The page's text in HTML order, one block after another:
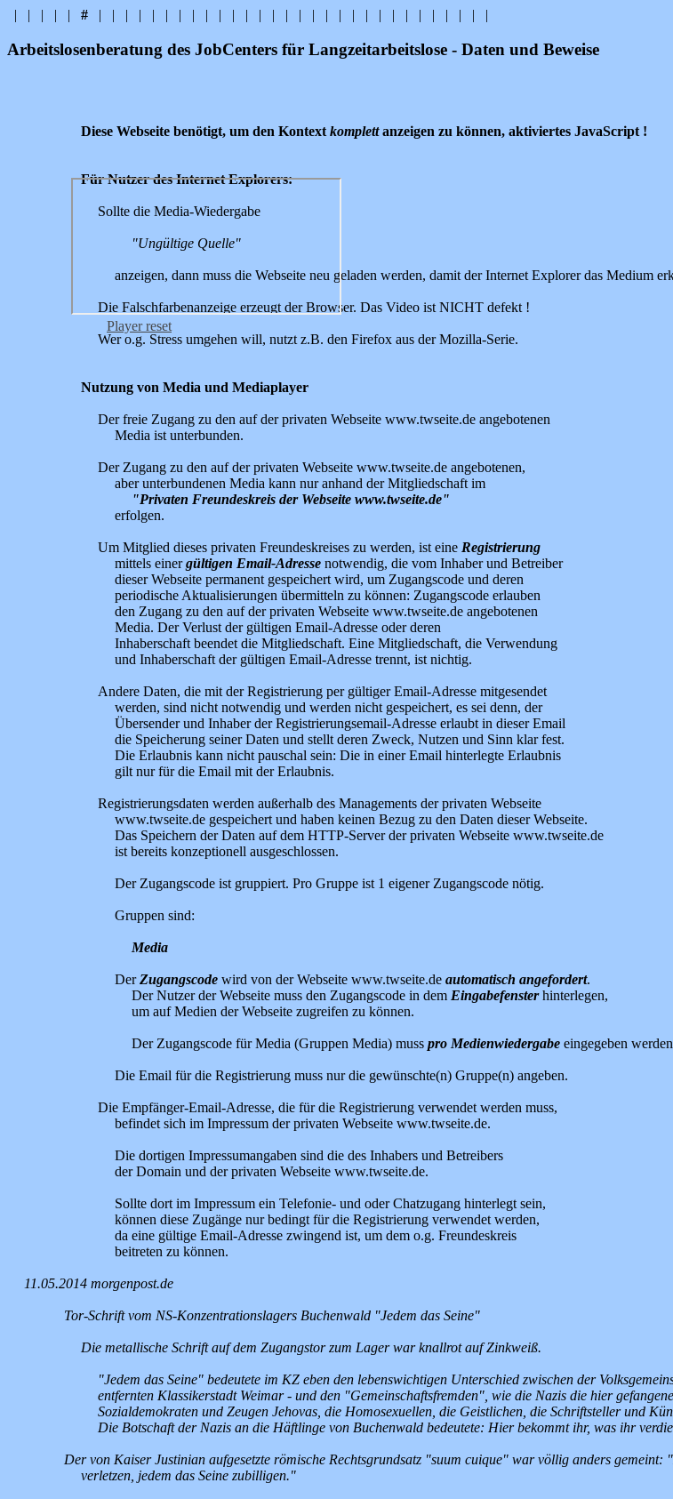
| | | | | # | | | | | | | | | | | | | | | | | | | | | | | | | | | | | |
Player reset
Arbeitslosenberatung des JobCenters für Langzeitarbeitslose - Daten und Beweise
Diese Webseite benötigt, um den Kontextkomplettanzeigen zu können, aktiviertes JavaScript !
Für Nutzer des Internet Explorers:
Sollte die Media-Wiedergabe
"Ungültige Quelle"
anzeigen, dann muss die Webseite neu geladen werden, damit der Internet Explorer das Medium
Die Falschfarbenanzeige erzeugt der Browser. Das Video ist NICHT defekt !
Wer o.g. Stress umgehen will, nutzt z.B. den Firefox aus der Mozilla-Serie.
Nutzung von Media und Mediaplayer
Der freie Zugang zu den auf der privaten Webseite www.twseite.de angebotenen
Media ist unterbunden.
Der Zugang zu den auf der privaten Webseite www.twseite.de angebotenen,
aber unterbundenen Media kann nur anhand der Mitgliedschaft im
"Privaten Freundeskreis der Webseite www.twseite.de"
erfolgen.
Um Mitglied dieses privaten Freundeskreises zu werden, ist eineRegistrierung
mittels einergültigen Email-Adressenotwendig, die vom Inhaber und Betreiber
dieser Webseite permanent gespeichert wird, um Zugangscode und deren
periodische Aktualisierungen übermitteln zu können: Zugangscode erlauben
den Zugang zu den auf der privaten Webseite www.twseite.de angebotenen
Media. Der Verlust der gültigen Email-Adresse oder deren
Inhaberschaft beendet die Mitgliedschaft. Eine Mitgliedschaft, die Verwendung
und Inhaberschaft der gültigen Email-Adresse trennt, ist nichtig.
Andere Daten, die mit der Registrierung per gültiger Email-Adresse mitgesendet
werden, sind nicht notwendig und werden nicht gespeichert, es sei denn, der
Übersender und Inhaber der Registrierungsemail-Adresse erlaubt in dieser Email
die Speicherung seiner Daten und stellt deren Zweck, Nutzen und Sinn klar fest.
Die Erlaubnis kann nicht pauschal sein: Die in einer Email hinterlegte Erlaubnis
gilt nur für die Email mit der Erlaubnis.
Registrierungsdaten werden außerhalb des Managements der privaten Webseite
www.twseite.de gespeichert und haben keinen Bezug zu den Daten dieser Webseite.
Das Speichern der Daten auf dem HTTP-Server der privaten Webseite www.twseite.de
ist bereits konzeptionell ausgeschlossen.
Der Zugangscode ist gruppiert. Pro Gruppe ist 1 eigener Zugangscode nötig.
Gruppen sind:
Media
DerZugangscodewird von der Webseite www.twseite.de automatisch angefordert.
Der Nutzer der Webseite muss den Zugangscode in dem Eingabefensterhinterlegen,
um auf Medien der Webseite zugreifen zu können.
Der Zugangscode für Media (Gruppen Media) muss pro Medienwiedergabeeingegeben
Die Email für die Registrierung muss nur die gewünschte(n) Gruppe(n) angeben.
Die Empfänger-Email-Adresse, die für die Registrierung verwendet werden muss,
befindet sich im Impressum der privaten Webseite www.twseite.de.
Die dortigen Impressumangaben sind die des Inhabers und Betreibers
der Domain und der privaten Webseite www.twseite.de.
Sollte dort im Impressum ein Telefonie- und oder Chatzugang hinterlegt sein,
können diese Zugänge nur bedingt für die Registrierung verwendet werden,
da eine gültige Email-Adresse zwingend ist, um dem o.g. Freundeskreis
beitreten zu können.
11.05.2014 morgenpost.de
Tor-Schrift vom NS-Konzentrationslagers Buchenwald "Jedem das Seine"
Die metallische Schrift auf dem Zugangstor zum Lager war knallrot auf Zinkweiß.
"Jedem das Seine" bedeutete im KZ eben den lebenswichtigen Unterschied zwischen der
entfernten Klassikerstadt Weimar - und den "Gemeinschaftsfremden", wie die Nazis die hier
Sozialdemokraten und Zeugen Jehovas, die Homosexuellen, die Geistlichen, die Schriftsteller und
Die Botschaft der Nazis an die Häftlinge von Buchenwald bedeutete: Hier bekommt ihr, was ihr
Der von Kaiser Justinian aufgesetzte römische Rechtsgrundsatz "suum cuique" war völlig anders gemeint:
verletzen, jedem das Seine zubilligen."